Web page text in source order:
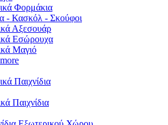
Φορμάκια
- Κασκόλ - Σκούφοι
Αξεσουάρ
Εσώρουχα
Μαγιό
Παιχνίδια
Παιχνίδια